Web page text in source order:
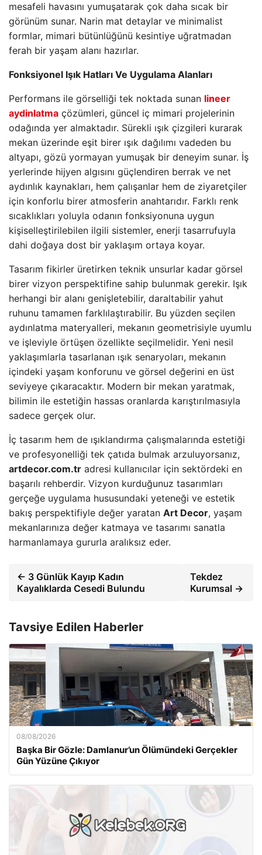
mesafeli havasını yumuşatarak çok daha sıcak bir
görünüm sunar. Narin mat detaylar ve minimalist
formlar, mimari bütünlüğünü kesintiye uğratmadan
ferah bir yaşam alanı hazırlar.
Fonksiyonel Işık Hatları Ve Uygulama Alanları
Performans ile görselliği tek noktada sunan lineer
aydinlatma çözümleri, güncel iç mimari projelerinin
odağında yer almaktadır. Sürekli ışık çizgileri kurarak
mekan üzerinde eşit birer ışık dağılımı vadeden bu
altyapı, gözü yormayan yumuşak bir deneyim sunar. İş
yerlerinde hijyen algısını güçlendiren berrak ve net
aydınlık kaynakları, hem çalışanlar hem de ziyaretçiler
için konforlu birer atmosferin anahtarıdır. Farklı renk
sıcaklıkları yoluyla odanın fonksiyonuna uygun
kişiselleştirilebilen ilgili sistemler, enerji tasarrufuyla
dahi doğaya dost bir yaklaşım ortaya koyar.
Tasarım fikirler üretirken teknik unsurlar kadar görsel
birer vizyon perspektifine sahip bulunmak gerekir. Işık
herhangi bir alanı genişletebilir, daraltabilir yahut
ruhunu tamamen farklılaştırabilir. Bu yüzden seçilen
aydınlatma materyalleri, mekanın geometrisiyle uyumlu
ve işleviyle örtüşen özellikte seçilmelidir. Yeni nesil
yaklaşımlarla tasarlanan ışık senaryoları, mekanın
içindeki yaşam konforunu ve görsel değerini en üst
seviyeye çıkaracaktır. Modern bir mekan yaratmak,
bilimin ile estetiğin hassas oranlarda karıştırılmasıyla
sadece gerçek olur.
İç tasarım hem de ışıklandırma çalışmalarında estetiği
ve profesyonelliği tek çatıda bulmak arzuluyorsanız,
artdecor.com.tr adresi kullanıcılar için sektördeki en
başarılı rehberdir. Vizyon kurduğunuz tasarımları
gerçeğe uygulama hususundaki yeteneği ve estetik
bakış perspektifiyle değer yaratan Art Decor, yaşam
mekanlarınıza değer katmaya ve tasarımı sanatla
harmanlamaya gururla aralıksız eder.
← 3 Günlük Kayıp Kadın
Kayalıklarda Cesedi Bulundu
Tekdez
Kurumsal →
Tavsiye Edilen Haberler
08/08/2026
Başka Bir Gözle: Damlanur’un Ölümündeki Gerçekler
Gün Yüzüne Çıkıyor